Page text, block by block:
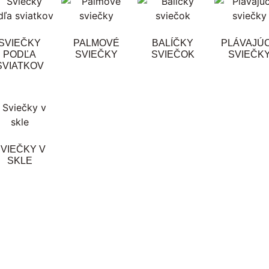
PODĽA
PALMOVÉ
SVIEČKY
BALÍČKY
SVIEČOK
V
SKLE